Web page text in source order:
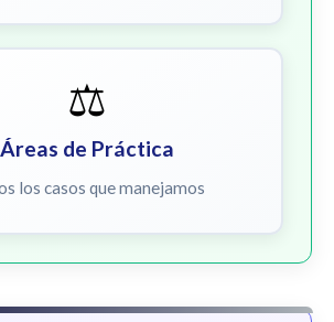
⚖️
Áreas de Práctica
los casos que manejamos